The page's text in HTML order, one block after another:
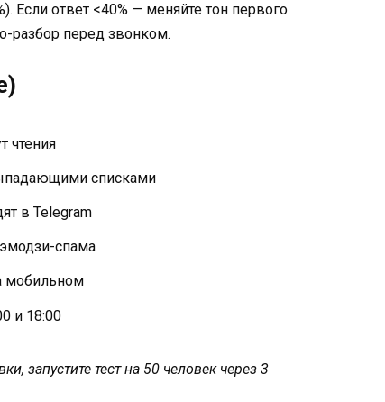
Если ответ <40% — меняйте тон первого
разбор перед звонком.
чтения
списками
в Telegram
спама
мобильном
и 18:00
запустите тест на 50 человек через 3